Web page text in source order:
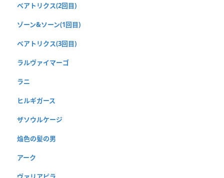
ベアトリクス(2回目)
ゾーン&ソーン(1回目)
ベアトリクス(3回目)
ラルヴァイマーゴ
ラニ
ヒルギガース
ザソウルケージ
焔色の髪の男
アーク